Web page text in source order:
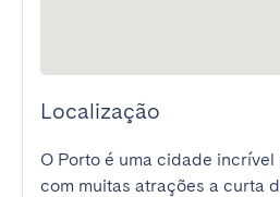
Localização
O Porto é uma cidade
com muitas atrações a curta